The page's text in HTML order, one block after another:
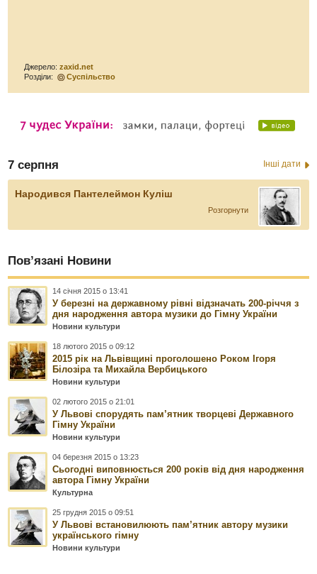
Джерело:zaxid.net
Розділи:
Суспільство
7 серпня Інші дати
Народився Пантелеймон Куліш
Розгорнути
Пов’язані Новини
14 січня 2015 о 13:41
У березні на державному рівні відзначать 200-річчя з
дня народження автора музики до Гімну України
Новини культури
18 лютого 2015 о 09:12
2015 рік на Львівщині проголошено Роком Ігоря
Білозіра та Михайла Вербицького
Новини культури
02 лютого 2015 о 21:01
У Львові спорудять пам’ятник творцеві Державного
Гімну України
Новини культури
04 березня 2015 о 13:23
Сьогодні виповнюється 200 років від дня народження
автора Гімну України
Культурна
25 грудня 2015 о 09:51
У Львові встановилюють пам’ятник автору музики
українського гімну
Новини культури